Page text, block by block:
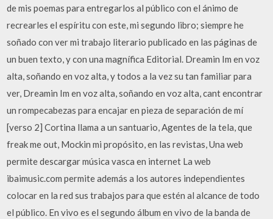
de mis poemas para entregarlos al público con el ánimo de
recrearles el espíritu con este, mi segundo libro; siempre he
soñado con ver mi trabajo literario publicado en las páginas de
un buen texto, y con una magnífica Editorial. Dreamin Im en voz
alta, soñando en voz alta, y todos a la vez su tan familiar para
ver, Dreamin Im en voz alta, soñando en voz alta, cant encontrar
un rompecabezas para encajar en pieza de separación de mí
[verso 2] Cortina llama a un santuario, Agentes de la tela, que
freak me out, Mockin mi propósito, en las revistas, Una web
permite descargar música vasca en internet La web
ibaimusic.com permite además a los autores independientes
colocar en la red sus trabajos para que estén al alcance de todo
el público. En vivo es el segundo álbum en vivo de la banda de